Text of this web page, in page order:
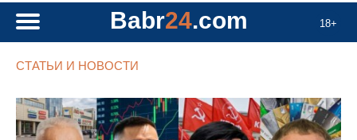
18+
Babr24.com
СТАТЬИ И НОВОСТИ